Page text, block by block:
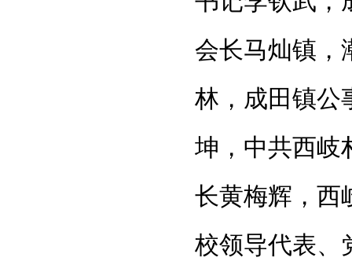
会长马灿镇，
林，成田镇公
坤，中共西岐
长黄梅辉，西
校领导代表、